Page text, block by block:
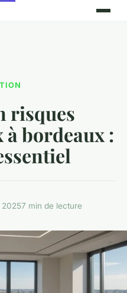
risques
bordeaux :
7 min de lecture